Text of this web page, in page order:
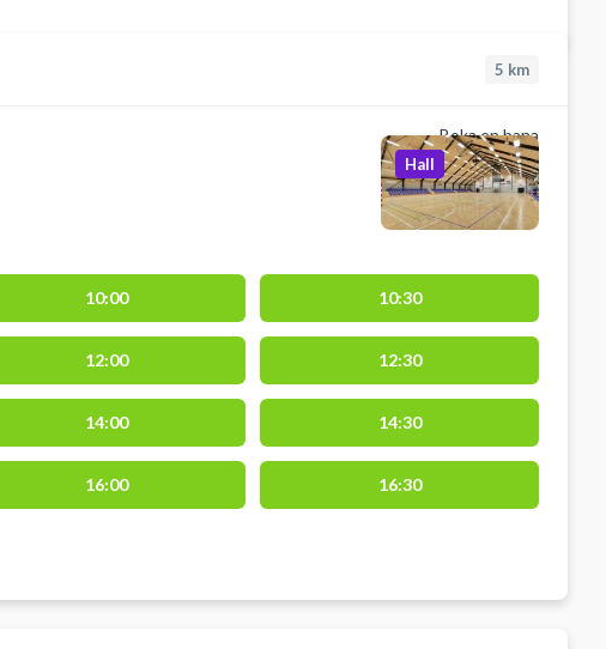
5 km
Boka en bana
Hall
10:00 10:30
12:00 12:30
14:00 14:30
16:00 16:30